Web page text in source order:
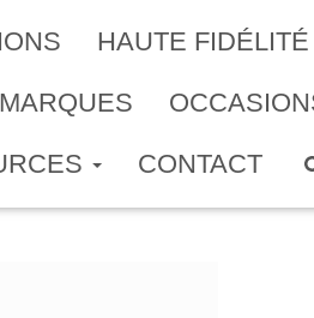
HAUTE FIDÉLITÉ
MARQUES
CONTACT